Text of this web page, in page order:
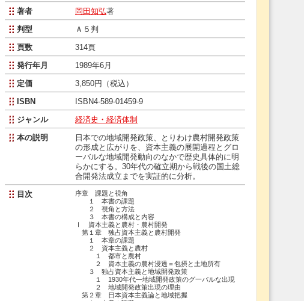
著者 岡田知弘著
判型
Ａ５判
頁数
314頁
発行年月
1989年6月
定価
3,850円（税込）
ISBN
ISBN4-589-01459-9
ジャンル
経済史・経済体制
本の説明
日本での地域開発政策、とりわけ農村開発政策
の形成と広がりを、資本主義の展開過程とグロ
ーバルな地域開発動向のなかで歴史具体的に明
らかにする。30年代の確立期から戦後の国土総
合開発法成立までを実証的に分析。
目次
序章 課題と視角
１ 本書の課題
２ 視角と方法
３ 本書の構成と内容
Ⅰ 資本主義と農村・農村開発
第１章 独占資本主義と農村開発
１ 本章の課題
２ 資本主義と農村
１ 都市と農村
２ 資本主義の農村浸透＝包摂と土地所有
３ 独占資本主義と地域開発政策
１ 1930年代―地域開発政策のグ一バルな出現
２ 地域開発政策出現の理由
第２章 日本資本主義論と地域把握